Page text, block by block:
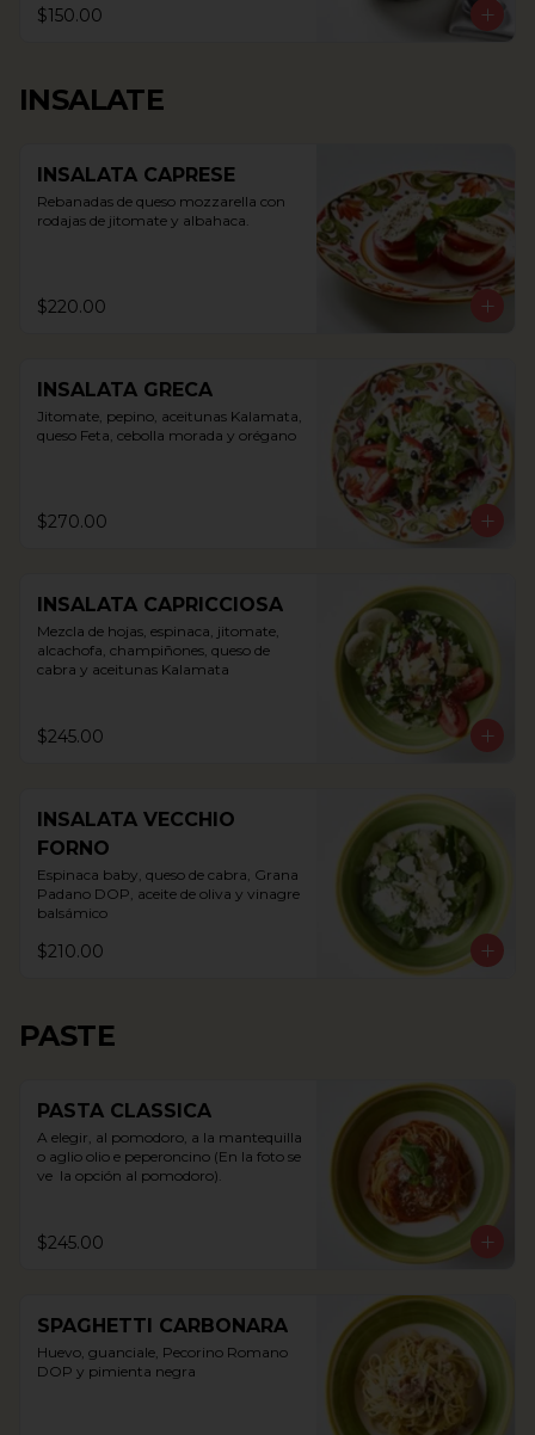
$150.00
INSALATE
INSALATA CAPRESE
Rebanadas de queso mozzarella con
rodajas de jitomate y albahaca.
$220.00
INSALATA GRECA
Jitomate, pepino, aceitunas Kalamata,
queso Feta, cebolla morada y orégano
$270.00
INSALATA CAPRICCIOSA
Mezcla de hojas, espinaca, jitomate,
alcachofa, champiñones, queso de
cabra y aceitunas Kalamata
$245.00
INSALATA VECCHIO
FORNO
Espinaca baby, queso de cabra, Grana
Padano DOP, aceite de oliva y vinagre
balsámico
$210.00
PASTE
PASTA CLASSICA
A elegir, al pomodoro, a la mantequilla
o aglio olio e peperoncino (En la foto se
ve  la opción al pomodoro).
$245.00
SPAGHETTI CARBONARA
Huevo, guanciale, Pecorino Romano
DOP y pimienta negra